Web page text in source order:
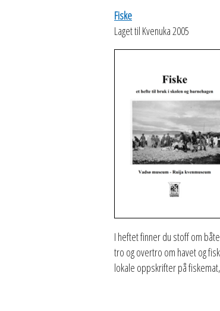
Fiske
Laget til Kvenuka 2005
I heftet finner du stoff om
tro og overtro om havet og
lokale oppskrifter på